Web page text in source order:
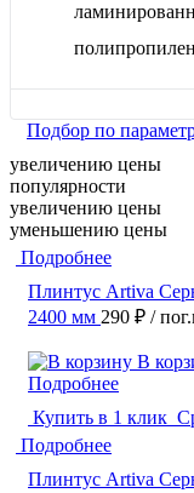
полипропилен
Подбор по
увеличению цены
популярности
увеличению цены
уменьшению цены
Подробнее
Плинтус Artiva
2400 мм 290 ₽ /
В
Подробнее
Купить в 1 клик
Подробнее
Плинтус Artiva